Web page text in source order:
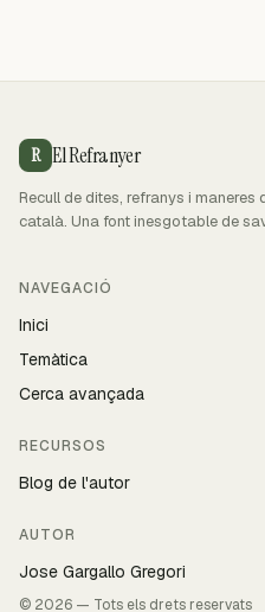
R El Refranyer
Recull de dites, refranys i maneres
català. Una font inesgotable de
NAVEGACIÓ
Inici
Temàtica
Cerca avançada
RECURSOS
Blog de l'autor
AUTOR
Jose Gargallo Gregori
© 2026 — Tots els drets reservats